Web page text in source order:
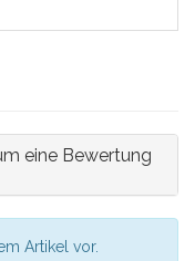
eine Bewertung
Artikel vor.